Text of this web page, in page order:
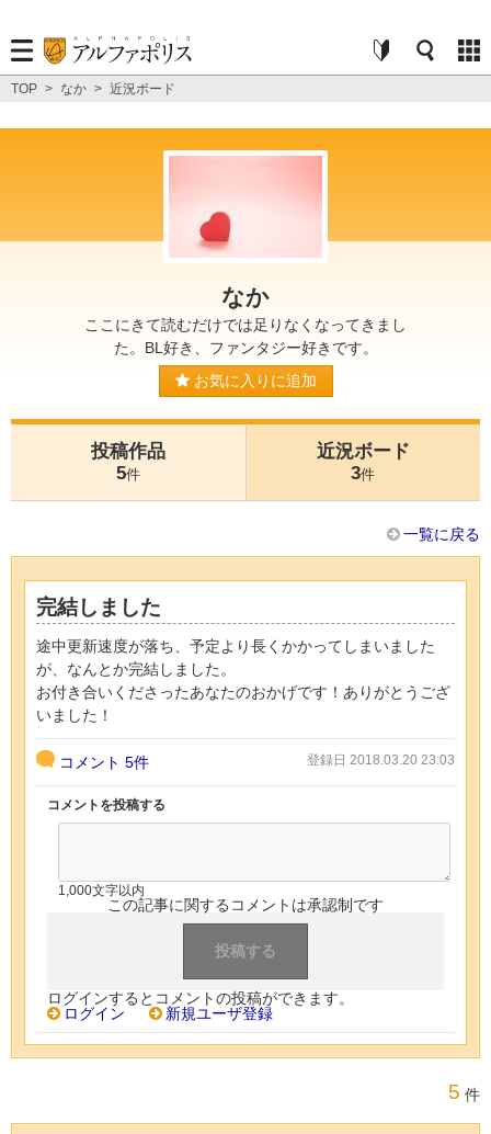
TOP > なか > 近況ボード
なか
ここにきて読むだけでは足りなくなってきまし
た。BL好き、ファンタジー好きです。
お気に入りに追加
投稿作品
5件
近況ボード
3件
一覧に戻る
完結しました
途中更新速度が落ち、予定より長くかかってしまいました
が、なんとか完結しました。
お付き合いくださったあなたのおかげです！ありがとうござ
いました！
コメント 5件 登録日 2018.03.20 23:03
コメントを投稿する
1,000文字以内
この記事に関するコメントは承認制です
ログインするとコメントの投稿ができます。
ログイン
新規ユーザ登録
5 件